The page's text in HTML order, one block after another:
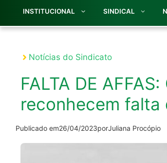
INSTITUCIONAL SINDICAL
Notícias do Sindicato
FALTA DE
reconhecem
Publicado em26/04/2023porJuliana Procópio